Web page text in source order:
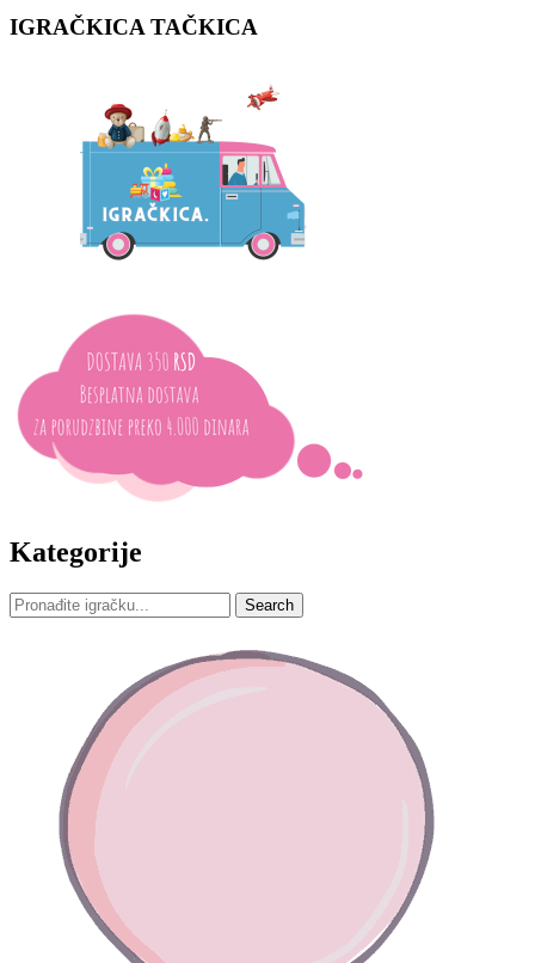
IGRAČKICA TAČKICA
Kategorije
Search